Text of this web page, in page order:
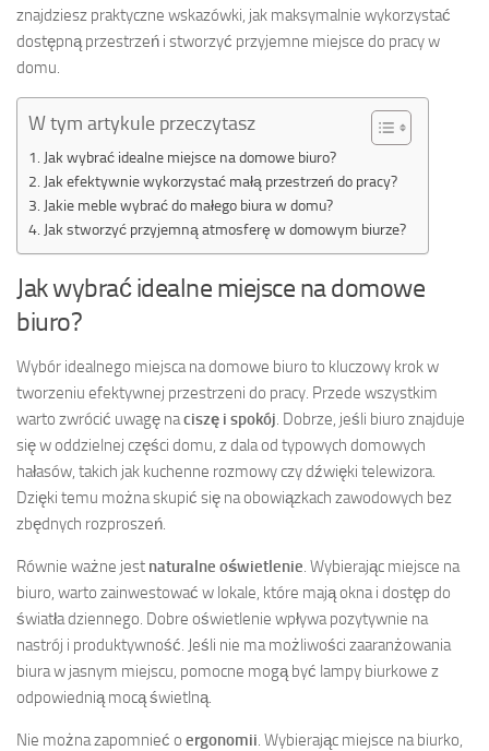
znajdziesz praktyczne wskazówki, jak maksymalnie wykorzystać
dostępną przestrzeń i stworzyć przyjemne miejsce do pracy w
domu.
W tym artykule przeczytasz
Jak wybrać idealne miejsce na domowe biuro?
Jak efektywnie wykorzystać małą przestrzeń do pracy?
Jakie meble wybrać do małego biura w domu?
Jak stworzyć przyjemną atmosferę w domowym biurze?
Jak wybrać idealne miejsce na domowe
biuro?
Wybór idealnego miejsca na domowe biuro to kluczowy krok w
tworzeniu efektywnej przestrzeni do pracy. Przede wszystkim
warto zwrócić uwagę naciszę i spokój . Dobrze, jeśli biuro znajduje
się w oddzielnej części domu, z dala od typowych domowych
hałasów, takich jak kuchenne rozmowy czy dźwięki telewizora.
Dzięki temu można skupić się na obowiązkach zawodowych bez
zbędnych rozproszeń.
Równie ważne jest naturalne oświetlenie . Wybierając miejsce na
biuro, warto zainwestować w lokale, które mają okna i dostęp do
światła dziennego. Dobre oświetlenie wpływa pozytywnie na
nastrój i produktywność. Jeśli nie ma możliwości zaaranżowania
biura w jasnym miejscu, pomocne mogą być lampy biurkowe z
odpowiednią mocą świetlną.
Nie można zapomnieć o ergonomii . Wybierając miejsce na biurko,